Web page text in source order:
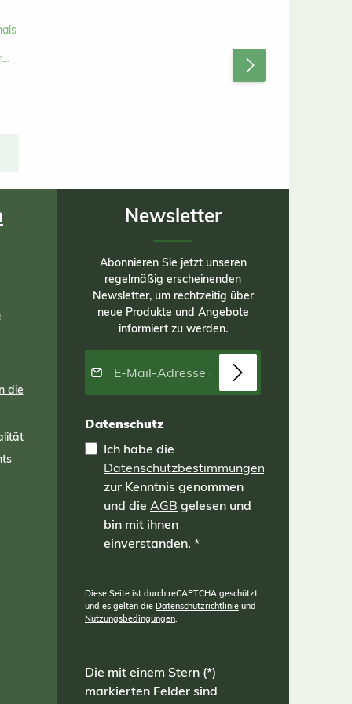
die
Newsletter
Abonnieren Sie jetzt unseren
regelmäßig erscheinenden
Newsletter, um rechtzeitig über
neue Produkte und Angebote
informiert zu werden.
E-Mail-Adresse*
Datenschutz
Ich habe die
Datenschutzbestimmungen
zur Kenntnis genommen
und die AGB gelesen und
bin mit ihnen
einverstanden. *
Diese Seite ist durch reCAPTCHA geschützt
und es gelten die Datenschutzrichtlinie und
Nutzungsbedingungen.
Die mit einem Stern (*)
markierten Felder sind